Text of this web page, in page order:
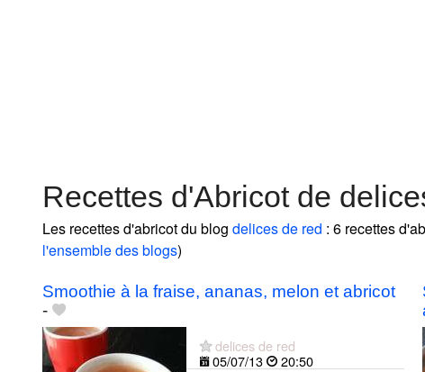
Recettes d'Abricot de
Les recettes d'abricot du blog delices de red : 6 recettes
l'ensemble des blogs)
Smoothie à la fraise, ananas, melon et abricot
-
delices de red
05/07/13
20:50